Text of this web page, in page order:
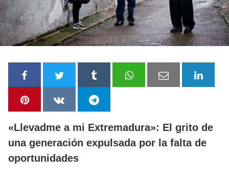
«Llevadme a mi Extremadura»: El grito de
una generación expulsada por la falta de
oportunidades